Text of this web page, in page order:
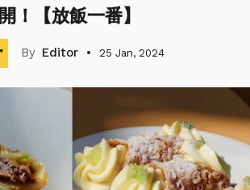
開！【放飯一番】
Editor 25 Jan, 2024